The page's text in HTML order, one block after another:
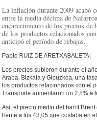
La inflación durante 2009 acabó
entre la media décima de
encarecimiento de los precios de
de los productos relacionados
anticipó el período de rebajas.
Pablo RUIZ DE ARETXABALETA |
Los precios subieron durante el
Araba, Bizkaia y Gipuzkoa, una
los productos relacionados con el
Transporte aumentaron un 2,8% a
Así, el precio medio del barril
frente a los 43,05 que costaba en